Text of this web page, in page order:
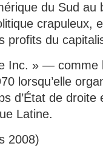
du Sud au
crapuleux,
profits du
Inc. » —
lorsqu’elle
d’État de
Latine.
2008)